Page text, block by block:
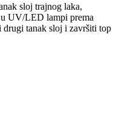
sloj trajnog laka,
UV/LED lampi prema
drugi tanak sloj i završiti top